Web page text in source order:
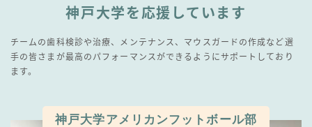
神戸大学を応援しています
チームの歯科検診や治療、メンテナンス、マウスガードの作成など選
手の皆さまが最高のパフォーマンスができるようにサポートしており
ます。
神戸大学アメリカンフットボール部